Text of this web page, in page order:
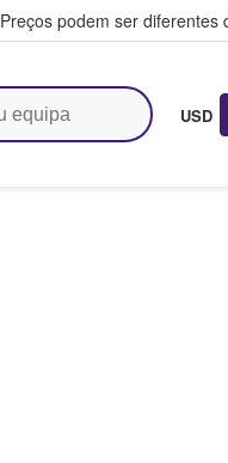
Preços podem ser diferentes
USD